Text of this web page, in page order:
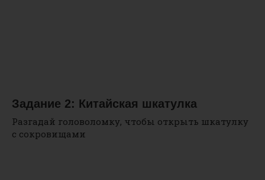
Задание 2: Китайская шкатулка
Разгадай головоломку, чтобы открыть шкатулку
с сокровищами